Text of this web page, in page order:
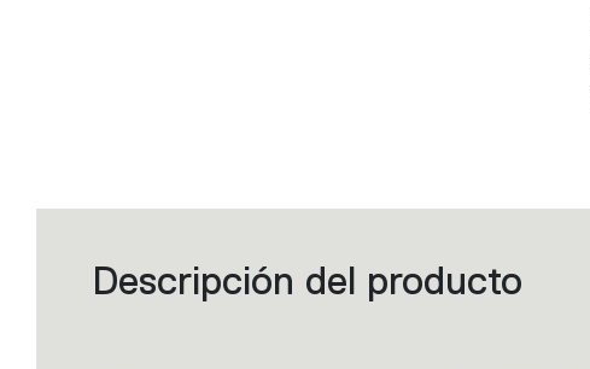
Filters
that
Descripción del producto